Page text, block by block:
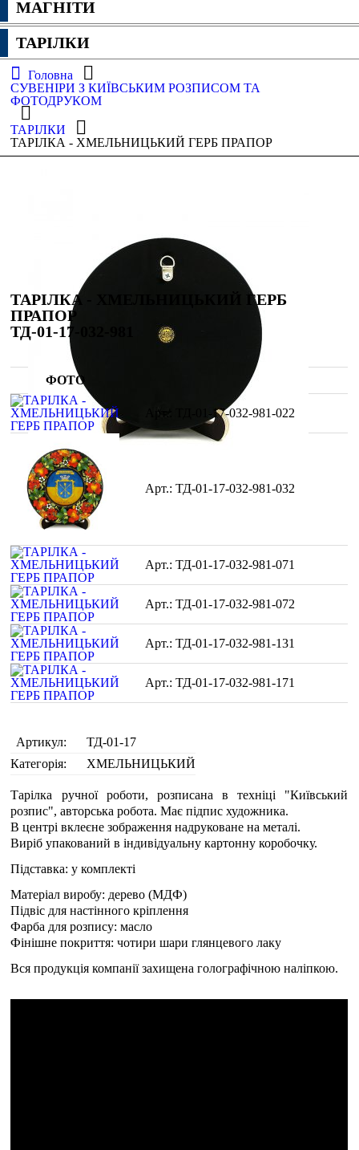
МАГНІТИ
ТАРІЛКИ
Головна
СУВЕНІРИ З КИЇВСЬКИМ РОЗПИСОМ ТА
ФОТОДРУКОМ
ТАРІЛКИ
ТАРІЛКА - ХМЕЛЬНИЦЬКИЙ ГЕРБ ПРАПОР
ТАРІЛКА - ХМЕЛЬНИЦЬКИЙ ГЕРБ
ПРАПОР
ТД-01-17-032-981
ФОТО
ТД-01-17-032-981-022
ТД-01-17-032-981-032
ТД-01-17-032-981-071
ТД-01-17-032-981-072
ТД-01-17-032-981-131
ТД-01-17-032-981-171
Артикул:
ТД-01-17
Категорія:
ХМЕЛЬНИЦЬКИЙ
Тарілка ручної роботи, розписана в техніці "Київський
розпис", авторська робота. Має підпис художника.
В центрі вклеєне зображення надруковане на металі.
Виріб упакований в індивідуальну картонну коробочку.
Підставка: у комплекті
Матеріал виробу: дерево (МДФ)
Підвіс для настінного кріплення
Фарба для розпису: масло
Фінішне покриття: чотири шари глянцевого лаку
Вся продукція компанії захищена голографічною наліпкою.